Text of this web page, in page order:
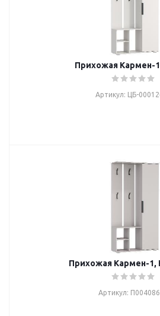
Прихожая Кармен-
Артикул: ЦБ-
Прихожая Кармен-1,
Артикул: